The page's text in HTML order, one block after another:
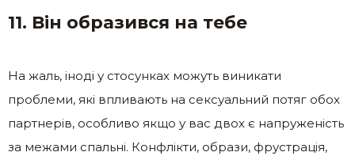
11. Він образився на тебе
На жаль, іноді у стосунках можуть виникати
проблеми, які впливають на сексуальний потяг обох
партнерів, особливо якщо у вас двох є напруженість
за межами спальні. Конфлікти, образи, фрустрація,